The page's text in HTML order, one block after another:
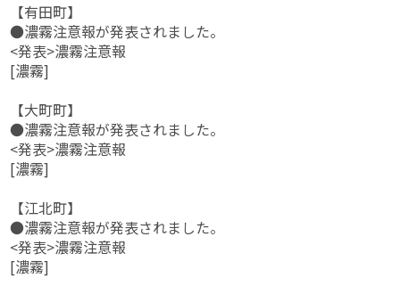
【有田町】
●濃霧注意報が発表されました。
<発表>濃霧注意報
[濃霧]
【大町町】
●濃霧注意報が発表されました。
<発表>濃霧注意報
[濃霧]
【江北町】
●濃霧注意報が発表されました。
<発表>濃霧注意報
[濃霧]